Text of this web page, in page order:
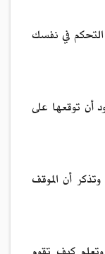
في نفسك
توقعها على
أن الموقف